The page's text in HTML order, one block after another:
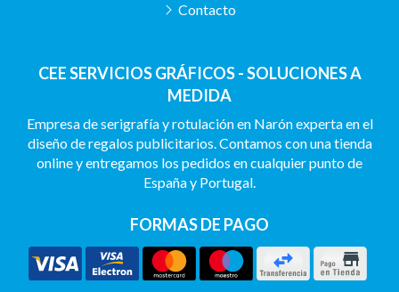
CEE SERVICIOS GRÁFICOS - SOLUCIONES A
MEDIDA
Empresa de serigrafía y rotulación en Narón experta en el
diseño de regalos publicitarios. Contamos con una tienda
online y entregamos los pedidos en cualquier punto de
España y Portugal.
FORMAS DE PAGO
Contacto